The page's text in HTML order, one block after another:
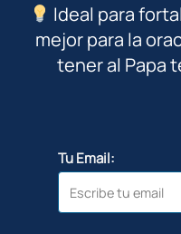
Ideal para
mejor para la
tener al Papa
Tu Email: